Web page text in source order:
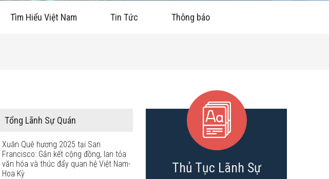
Tìm Hiểu Việt Nam Tin Tức Thông báo
Tổng Lãnh Sự Quán
Xuân Quê hương 2025 tại San
Francisco: Gắn kết cộng đồng, lan tỏa
văn hóa và thúc đẩy quan hệ Việt Nam-
Hoa Kỳ
Thủ Tục Lãnh Sự